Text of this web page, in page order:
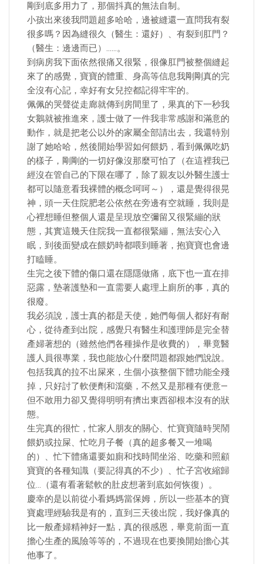
剛到底多用力了，那個抖真的無法自制。
小孩出來後我問題超多哈哈，邊被縫還一直問我有裂
很多嗎？因為縫很久（醫生：還好）、有裂到肛門？
（醫生：邊邊而已）……。
到病房我下面依然很痛又很緊，很像肛門被整個縫起
來了的感覺，寶寶的體重、身高等信息我剛剛真的完
全沒有心記，幸好有女兒控都記得牢牢的。
佩佩的哭聲從走廊就傳到房間里了，果真的下一秒我
女鵝就被推進來，護士做了一件我非常感謝和滿意的
動作，就是把老公以外的家屬全部請出去，我還特別
謝了她哈哈，然後開始學習如何餵奶，看到佩佩吃奶
的樣子，剛剛的一切好像沒那麼可怕了（在這裡我已
經沒在管自己的下限在哪了，除了親友以外醫生護士
都可以隨意看我裸體的概念呵呵～），還是覺得很晃
神，頭一天住院肥老公依然在旁邊有空就睡，我則是
心裡想睡但整個人還是呈現放空彌留又很緊繃的狀
態，其實這幾天住院我一直都很緊繃，無法安心入
眠，到後面變成在餵奶時都喂到睡著，抱寶寶也會邊
打瞌睡。
生完之後下體的傷口還在隱隱做痛，底下也一直在排
惡露，墊著護墊和一直需要人處理上廁所的事，真的
很廢。
我必須說，護士真的都是天使，她們每個人都好有耐
心，從待產到出院，感覺只有醫生和護理師是完全替
產婦著想的（雖然他們各種操作是收費的），畢竟醫
護人員很專業，我也能放心什麼問題都跟她們說說。
包括我真的拉不出屎來，生個小孩整個下體功能全殘
掉，只好討了軟便劑和瀉藥，不然又是那種有便意—
但不敢用力卻又覺得明明有擠出東西卻根本沒有的狀
態。
生完真的很忙，忙家人朋友的關心、忙寶寶隨時哭鬧
餵奶或拉屎、忙吃月子餐（真的超多餐又一堆喝
的）、忙下體痛還要如廁和找時間坐浴、吃藥和照顧
寶寶的各種知識（要記得真的不少）、忙子宮收縮歸
位…（還有看著鬆軟的肚皮想著到底如何恢復）。
慶幸的是以前從小看媽媽當保姆，所以一些基本的寶
寶處理經驗我是有的，直到三天後出院，我好像真的
比一般產婦精神好一點，真的很感恩，畢竟前面一直
擔心生產的風險等等的，不過現在也要換開始擔心其
他事了。